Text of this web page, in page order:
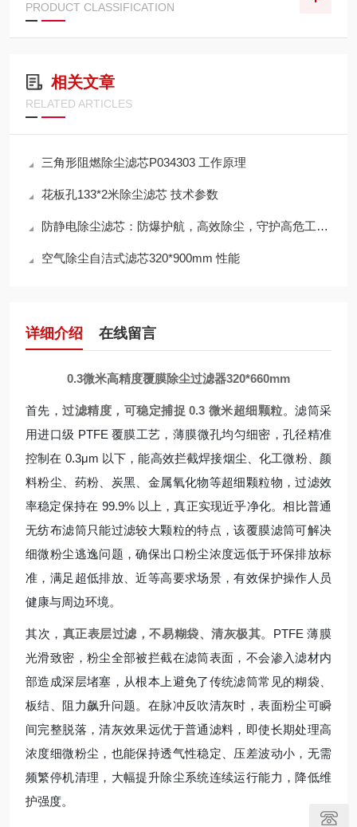
PRODUCT CLASSIFICATION
相关文章
RELATED ARTICLES
三角形阻燃除尘滤芯P034303 工作原理
花板孔133*2米除尘滤芯 技术参数
防静电除尘滤芯：防爆护航，高效除尘，守护高危工况安全
空气除尘自洁式滤芯320*900mm 性能
详细介绍 在线留言
0.3微米高精度覆膜除尘过滤器320*660mm
首先，过滤精度，可稳定捕捉 0.3 微米超细颗粒。滤筒采
用进口级 PTFE 覆膜工艺，薄膜微孔均匀细密，孔径精准
控制在 0.3μm 以下，能高效拦截焊接烟尘、化工微粉、颜
料粉尘、药粉、炭黑、金属氧化物等超细颗粒物，过滤效
率稳定保持在 99.9% 以上，真正实现近乎净化。相比普通
无纺布滤筒只能过滤较大颗粒的特点，该覆膜滤筒可解决
细微粉尘逃逸问题，确保出口粉尘浓度远低于环保排放标
准，满足超低排放、近等高要求场景，有效保护操作人员
健康与周边环境。
其次， 真正表层过滤，不易糊袋、清灰极其。PTFE 薄膜
光滑致密，粉尘全部被拦截在滤筒表面，不会渗入滤材内
部造成深层堵塞，从根本上避免了传统滤筒常见的糊袋、
板结、阻力飙升问题。在脉冲反吹清灰时，表面粉尘可瞬
间完整脱落，清灰效果远优于普通滤料，即使长期处理高
浓度细微粉尘，也能保持透气性稳定、压差波动小，无需
频繁停机清理，大幅提升除尘系统连续运行能力，降低维
护强度。